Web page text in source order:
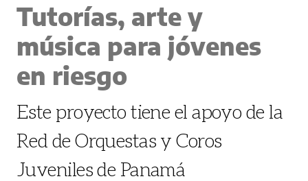
Tutorías, arte y
música para jóvenes
en riesgo
Este proyecto tiene el apoyo de la
Red de Orquestas y Coros
Juveniles de Panamá